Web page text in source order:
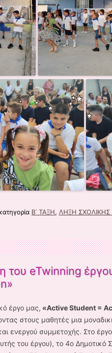
Β΄ ΤΑΞΗ, ΛΗΞΗ ΣΧΟΛΙΚΗΣ
του eTwinning
έργο μας, «Active Student =
στους μαθητές μια
ενεργού συμμετοχής. Στο
του έργου), το 4ο Δημοτικό